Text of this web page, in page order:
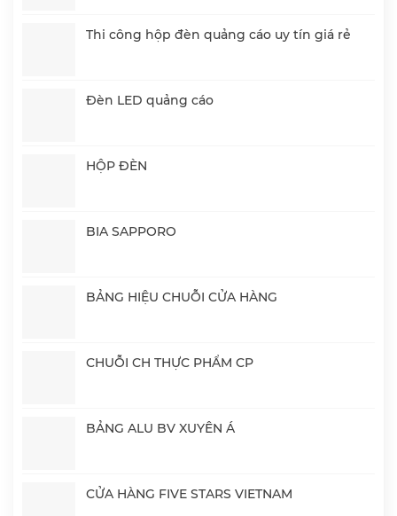
Thi công hộp đèn quảng cáo uy tín giá rẻ
Đèn LED quảng cáo
HỘP ĐÈN
BIA SAPPORO
BẢNG HIỆU CHUỖI CỬA HÀNG
CHUỖI CH THỰC PHẨM CP
BẢNG ALU BV XUYÊN Á
CỬA HÀNG FIVE STARS VIETNAM